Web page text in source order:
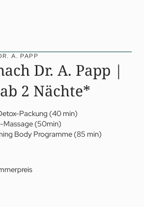
A. PAPP
Dr. A. Papp |
2 Nächte*
Packung (40 min)
Massage (50min)
Body Programme (85 min)